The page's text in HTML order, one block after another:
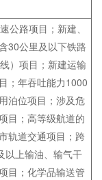
公路项目；新建、
30公里及以下铁路
）项目；新建运输
；年吞吐能力1000
泊位项目；涉及危
目；高等级航道的
轨道交通项目；跨
以上输油、输气干
目；化学品输送管